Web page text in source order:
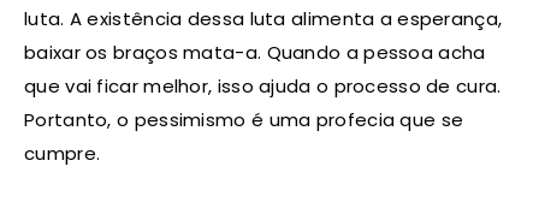
luta. A existência dessa luta alimenta a esperança,
baixar os braços mata-a. Quando a pessoa acha
que vai ficar melhor, isso ajuda o processo de cura.
Portanto, o pessimismo é uma profecia que se
cumpre.